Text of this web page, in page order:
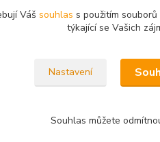
Váš souhlas s použitím
týkající se Vašich
Nastavení
Souhlas můžete